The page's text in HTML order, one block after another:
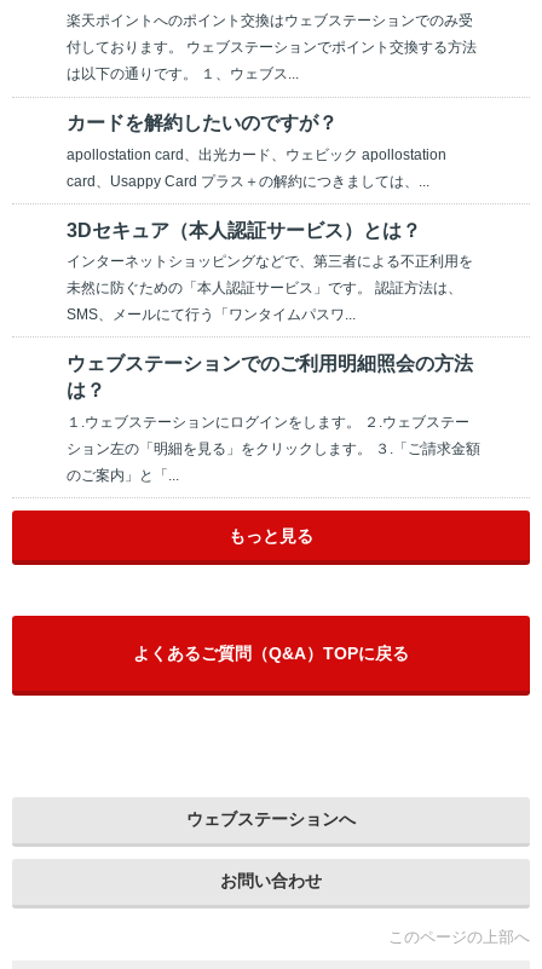
楽天ポイントへのポイント交換はウェブステーションでのみ受
付しております。 ウェブステーションでポイント交換する方法
は以下の通りです。 １、ウェブス...
カードを解約したいのですが？
apollostation card、出光カード、ウェビック apollostation
card、Usappy Card プラス＋の解約につきましては、...
3Dセキュア（本人認証サービス）とは？
インターネットショッピングなどで、第三者による不正利用を
未然に防ぐための「本人認証サービス」です。 認証方法は、
SMS、メールにて行う「ワンタイムパスワ...
ウェブステーションでのご利用明細照会の方法
は？
１.ウェブステーションにログインをします。 ２.ウェブステー
ション左の「明細を見る」をクリックします。 ３.「ご請求金額
のご案内」と「...
もっと見る
よくあるご質問（Q&A）TOPに戻る
ウェブステーションへ
お問い合わせ
このページの上部へ